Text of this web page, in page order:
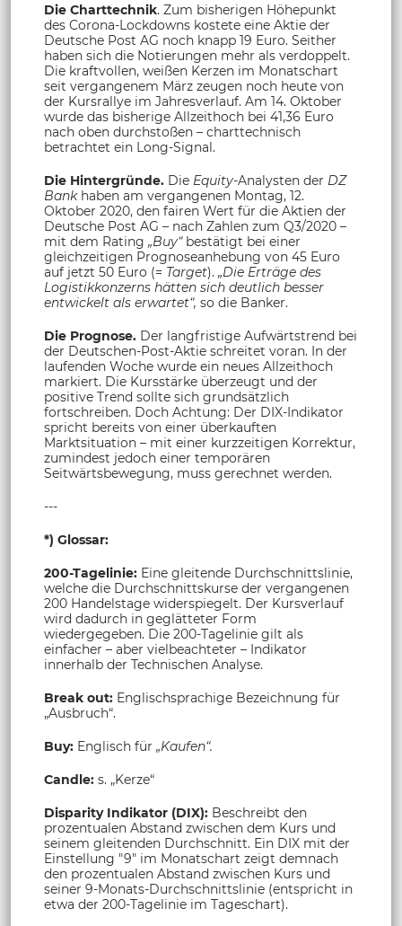
Die Charttechnik. Zum bisherigen Höhepunkt
des Corona-Lockdowns kostete eine Aktie der
Deutsche Post AG noch knapp 19 Euro. Seither
haben sich die Notierungen mehr als verdoppelt.
Die kraftvollen, weißen Kerzen im Monatschart
seit vergangenem März zeugen noch heute von
der Kursrallye im Jahresverlauf. Am 14. Oktober
wurde das bisherige Allzeithoch bei 41,36 Euro
nach oben durchstoßen – charttechnisch
betrachtet ein Long-Signal.
Die Hintergründe. Die Equity-Analysten der DZ
Bankhaben am vergangenen Montag, 12.
Oktober 2020, den fairen Wert für die Aktien der
Deutsche Post AG – nach Zahlen zum Q3/2020 –
mit dem Rating „Buy“bestätigt bei einer
gleichzeitigen Prognoseanhebung von 45 Euro
auf jetzt 50 Euro (= Target). „Die Erträge des
Logistikkonzerns hätten sich deutlich besser
entwickelt als erwartet“, so die Banker.
Die Prognose. Der langfristige Aufwärtstrend bei
der Deutschen-Post-Aktie schreitet voran. In der
laufenden Woche wurde ein neues Allzeithoch
markiert. Die Kursstärke überzeugt und der
positive Trend sollte sich grundsätzlich
fortschreiben. Doch Achtung: Der DIX-Indikator
spricht bereits von einer überkauften
Marktsituation – mit einer kurzzeitigen Korrektur,
zumindest jedoch einer temporären
Seitwärtsbewegung, muss gerechnet werden.
---
*) Glossar:
200-Tagelinie: Eine gleitende Durchschnittslinie,
welche die Durchschnittskurse der vergangenen
200 Handelstage widerspiegelt. Der Kursverlauf
wird dadurch in geglätteter Form
wiedergegeben. Die 200-Tagelinie gilt als
einfacher – aber vielbeachteter – Indikator
innerhalb der Technischen Analyse.
Break out: Englischsprachige Bezeichnung für
„Ausbruch“.
Buy: Englisch für „Kaufen“.
Candle: s. „Kerze“
Disparity Indikator (DIX): Beschreibt den
prozentualen Abstand zwischen dem Kurs und
seinem gleitenden Durchschnitt. Ein DIX mit der
Einstellung "9" im Monatschart zeigt demnach
den prozentualen Abstand zwischen Kurs und
seiner 9-Monats-Durchschnittslinie (entspricht in
etwa der 200-Tagelinie im Tageschart).